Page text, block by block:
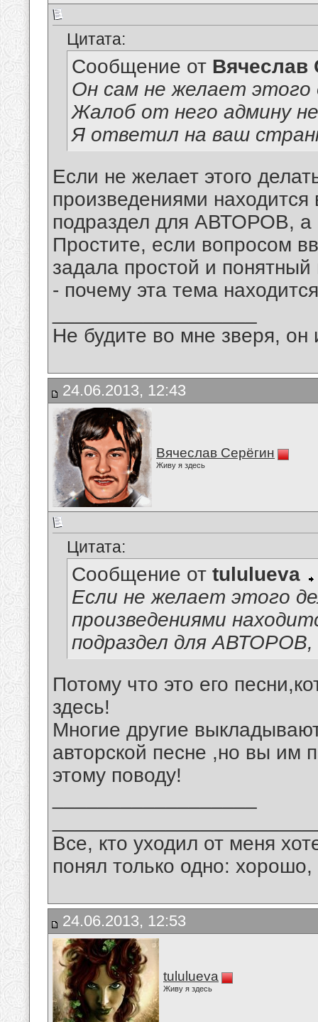
Цитата:
Сообщение от Вячеслав
Он сам не желает этого
Жалоб от него админу
Я ответил на ваш
Если не желает этого
произведениями
подраздел для АВТОРОВ, а
Простите, если вопросом
задала простой и понятный
- почему эта тема
Не будите во мне зверя, он
24.06.2013, 12:43
Вячеслав Серёгин
Живу я здесь
Цитата:
Сообщение от tululueva
Если не желает этого
произведениями
подраздел для АВТОРОВ,
Потому что это его
здесь!
Многие другие
авторской песне ,но вы им
этому поводу!
Все, кто уходил от меня
понял только одно:
24.06.2013, 12:53
tululueva
Живу я здесь